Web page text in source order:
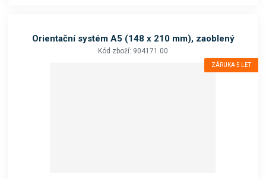
Orientační systém A5 (148 x 210 mm), zaoblený
Kód zboží: 904171.00
ZÁRUKA 5 LET